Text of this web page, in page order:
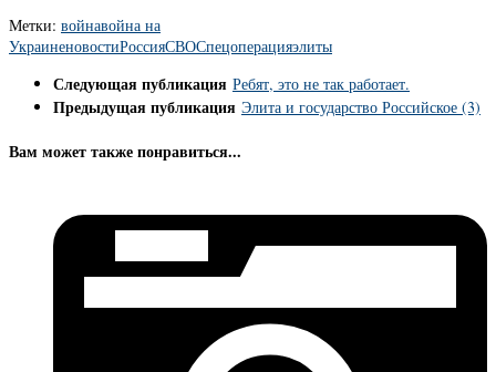
Метки: войнавойна на
УкраиненовостиРоссияСВОСпецоперацияэлиты
Следующая публикация Ребят, это не так работает.
Предыдущая публикация Элита и государство Российское (3)
Вам может также понравиться...